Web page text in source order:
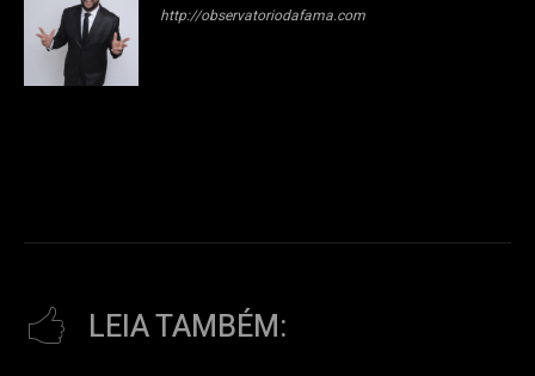
http://observatoriodafama.com
LEIA TAMBÉM: